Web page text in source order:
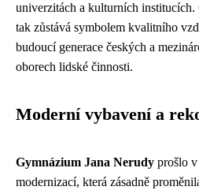
univerzitách a kulturních institucích.
tak zůstává symbolem kvalitního
budoucí generace českých a
oborech lidské činnosti.
Moderní vybavení a
Gymnázium Jana Nerudy prošlo
modernizací, která zásadně